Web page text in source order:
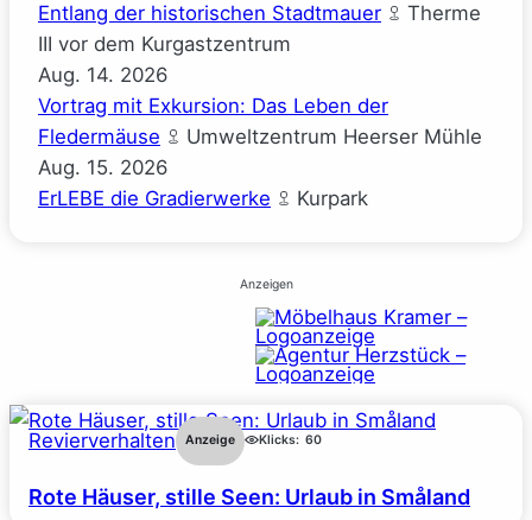
Entlang der historischen Stadtmauer
Therme
III vor dem Kurgastzentrum
Aug. 14. 2026
Vortrag mit Exkursion: Das Leben der
Fledermäuse
Umweltzentrum Heerser Mühle
Aug. 15. 2026
ErLEBE die Gradierwerke
Kurpark
Anzeigen
Revierverhalten Anzeige Klicks: 60
Rote Häuser, stille Seen: Urlaub in Småland